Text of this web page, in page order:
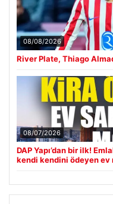
08/08/2026
River Plate, Thiago
08/07/2026
DAP Yapı’dan bir ilk!
kendi kendini ödeyen ev